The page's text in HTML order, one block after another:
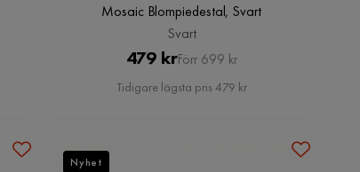
Mosaic Blompiedestal, Svart
Svart
Pris
479 krOriginal
Pris
Förr 699 kr
Tidigare lägsta pris 479 kr
Nyhet